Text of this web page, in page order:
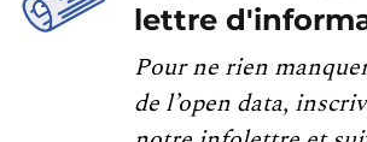
lettre
Pour ne rien
de l’open data,